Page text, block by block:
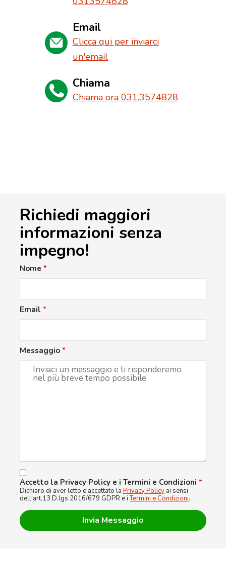
Email
Clicca qui per inviarci
un'email
Chiama
Chiama ora 031.3574828
Richiedi maggiori
informazioni senza
impegno!
Nome *
Email *
Messaggio *
Accetto la Privacy Policy e i Termini e Condizioni *
Dichiaro di aver letto e accettato la Privacy Policy ai sensi
dell'art.13 D.lgs 2016/679 GDPR e iTermini e Condizioni.